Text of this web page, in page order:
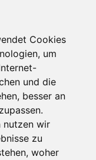
Cookies
um
und die
besser an
nutzen wir
zu
woher
Wohnung ansehen